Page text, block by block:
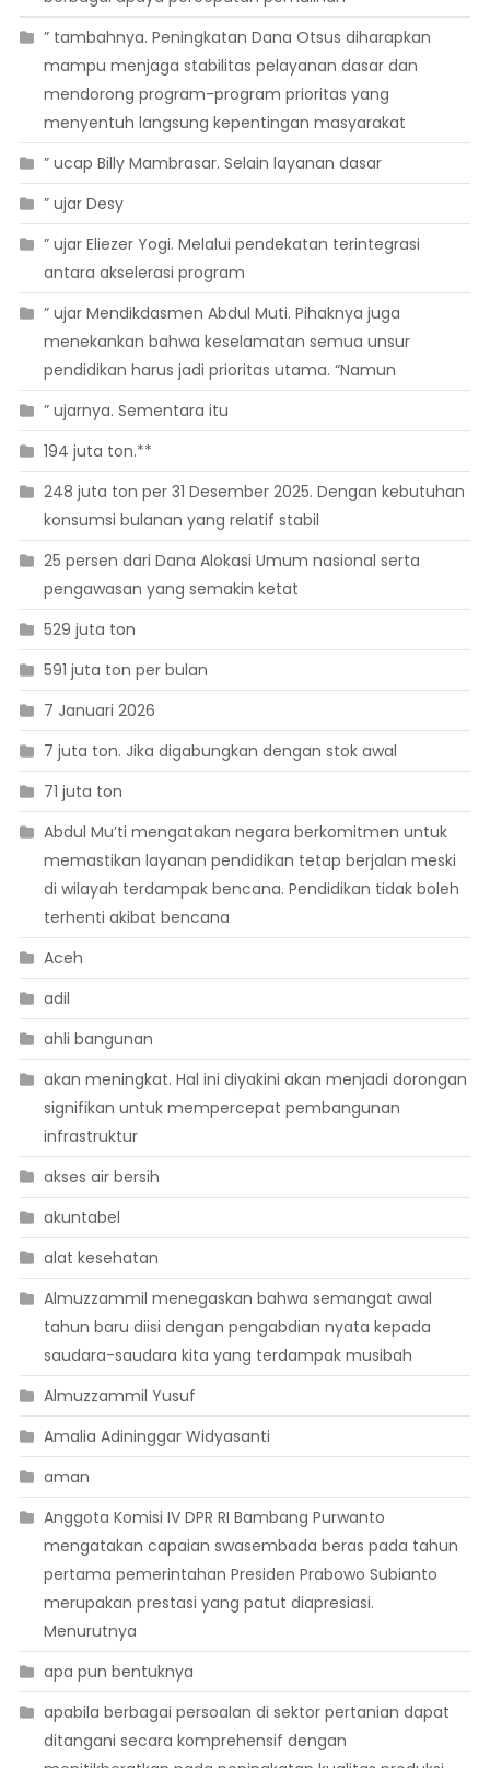
” tambahnya. Peningkatan Dana Otsus diharapkan
mampu menjaga stabilitas pelayanan dasar dan
mendorong program-program prioritas yang
menyentuh langsung kepentingan masyarakat
” ucap Billy Mambrasar. Selain layanan dasar
” ujar Desy
” ujar Eliezer Yogi. Melalui pendekatan terintegrasi
antara akselerasi program
” ujar Mendikdasmen Abdul Muti. Pihaknya juga
menekankan bahwa keselamatan semua unsur
pendidikan harus jadi prioritas utama. “Namun
” ujarnya. Sementara itu
194 juta ton.**
248 juta ton per 31 Desember 2025. Dengan kebutuhan
konsumsi bulanan yang relatif stabil
25 persen dari Dana Alokasi Umum nasional serta
pengawasan yang semakin ketat
529 juta ton
591 juta ton per bulan
7 Januari 2026
7 juta ton. Jika digabungkan dengan stok awal
71 juta ton
Abdul Mu’ti mengatakan negara berkomitmen untuk
memastikan layanan pendidikan tetap berjalan meski
di wilayah terdampak bencana. Pendidikan tidak boleh
terhenti akibat bencana
Aceh
adil
ahli bangunan
akan meningkat. Hal ini diyakini akan menjadi dorongan
signifikan untuk mempercepat pembangunan
infrastruktur
akses air bersih
akuntabel
alat kesehatan
Almuzzammil menegaskan bahwa semangat awal
tahun baru diisi dengan pengabdian nyata kepada
saudara-saudara kita yang terdampak musibah
Almuzzammil Yusuf
Amalia Adininggar Widyasanti
aman
Anggota Komisi IV DPR RI Bambang Purwanto
mengatakan capaian swasembada beras pada tahun
pertama pemerintahan Presiden Prabowo Subianto
merupakan prestasi yang patut diapresiasi.
Menurutnya
apa pun bentuknya
apabila berbagai persoalan di sektor pertanian dapat
ditangani secara komprehensif dengan